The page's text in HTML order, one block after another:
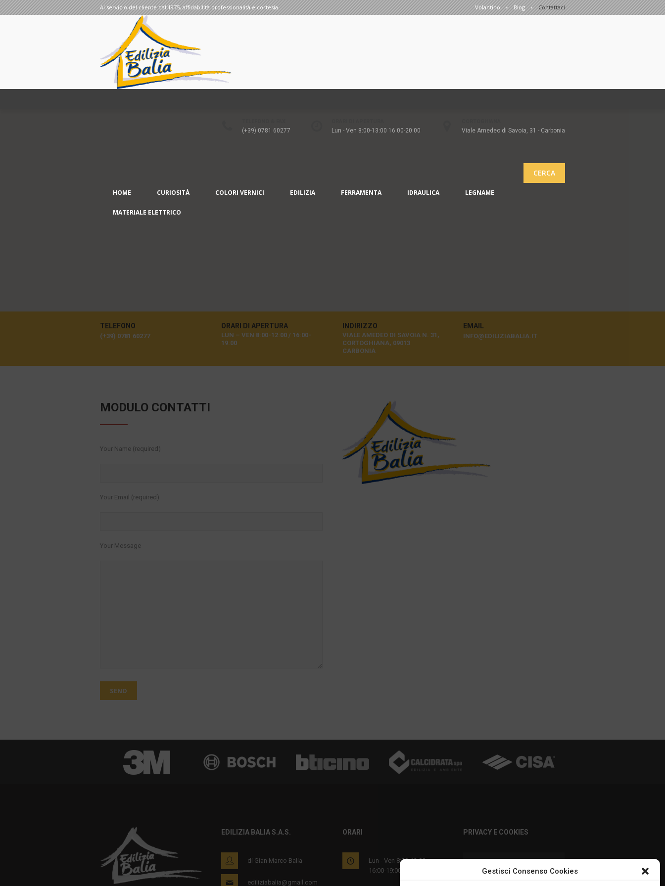
Gestisci Consenso Cookies
Volantino Blog Contattaci
Al servizio del cliente dal 1975, affidabilità professionalità e cortesia.
(+39) 0781 60277 Lun - Ven 8:00-13:00 16:00-20:00 Viale Amedeo di Savoia, 31 - Carbonia
CERCA
HOME CURIOSITÀ COLORI VERNICI EDILIZIA FERRAMENTA IDRAULICA LEGNAME
MATERIALE ELETTRICO
TELEFONO
(+39) 0781 60277
ORARI DI APERTURA
LUN – VEN 8:00-12:00 / 16:00-
19:00
INDIRIZZO
VIALE AMEDEO DI SAVOIA N. 31,
CORTOGHIANA, 09013
CARBONIA
EMAIL
INFO@EDILIZIABALIA.IT
MODULO CONTATTI
Your Name (required)
Your Email (required)
Your Message
EDILIZIA BALIA S.A.S.
di Gian Marco Balia
ediliziabalia@gmail.com
ORARI
Lun - Ven 8:00-12:00
16:00-19:00
PRIVACY E COOKIES
PRIVACY (UE)